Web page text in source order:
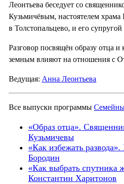
Леонтьева беседует со
Кузьмичёвым, настоятелем храма
в Толстопальцево, и его
Разговор посвящён образу отца
земным влияют на отношения с
Ведущая: Анна Леонтьева
Все выпуски программы
«Образ отца».
Кузьмичевы
«Как избежать
Бородин
«Как выбрать спутника
Константин Харитонов